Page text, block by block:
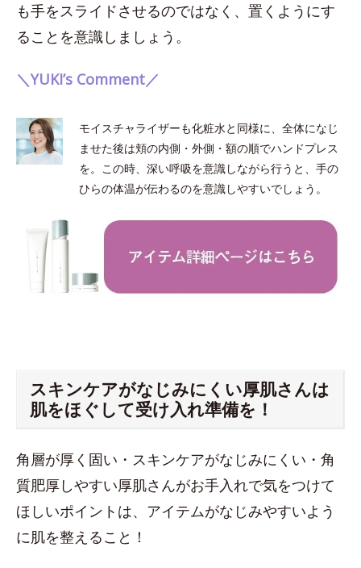
も手をスライドさせるのではなく、置くようにす
ることを意識しましょう。
＼YUKI’s Comment／
モイスチャライザーも化粧水と同様に、全体になじ
ませた後は頬の内側・外側・額の順でハンドプレス
を。この時、深い呼吸を意識しながら行うと、手の
ひらの体温が伝わるのを意識しやすいでしょう。
スキンケアがなじみにくい厚肌さんは
肌をほぐして受け入れ準備を！
角層が厚く固い・スキンケアがなじみにくい・角
質肥厚しやすい厚肌さんがお手入れで気をつけて
ほしいポイントは、アイテムがなじみやすいよう
に肌を整えること！